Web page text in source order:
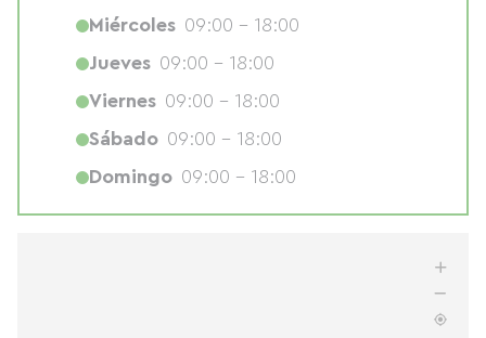
Miércoles 09:00 - 18:00
Jueves 09:00 - 18:00
Viernes 09:00 - 18:00
Sábado 09:00 - 18:00
Domingo 09:00 - 18:00